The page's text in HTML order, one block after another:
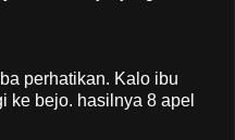
perhatikan. Kalo ibu
ke bejo. hasilnya 8 apel